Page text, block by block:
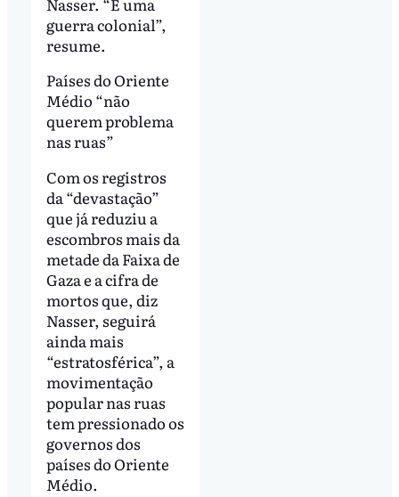
guerra colonial”,
resume.
Países do Oriente
Médio “não
querem problema
nas ruas”
Com os registros
da “devastação”
que já reduziu a
escombros mais da
metade da Faixa de
Gaza e a cifra de
mortos que, diz
Nasser, seguirá
ainda mais
“estratosférica”, a
movimentação
popular nas ruas
tem pressionado os
governos dos
países do Oriente
Médio.